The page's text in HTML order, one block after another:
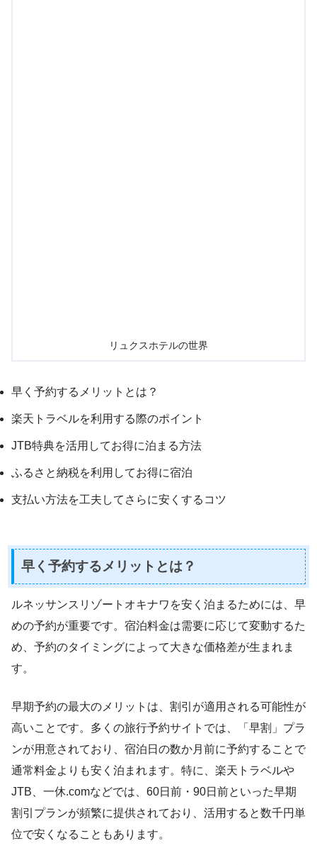
リュクスホテルの世界
早く予約するメリットとは？
楽天トラベルを利用する際のポイント
JTB特典を活用してお得に泊まる方法
ふるさと納税を利用してお得に宿泊
支払い方法を工夫してさらに安くするコツ
早く予約するメリットとは？
ルネッサンスリゾートオキナワを安く泊まるためには、早
めの予約が重要です。宿泊料金は需要に応じて変動するた
め、予約のタイミングによって大きな価格差が生まれま
す。
早期予約の最大のメリットは、割引が適用される可能性が
高いことです。多くの旅行予約サイトでは、「早割」プラ
ンが用意されており、宿泊日の数か月前に予約することで
通常料金よりも安く泊まれます。特に、楽天トラベルや
JTB、一休.comなどでは、60日前・90日前といった早期
割引プランが頻繁に提供されており、活用すると数千円単
位で安くなることもあります。